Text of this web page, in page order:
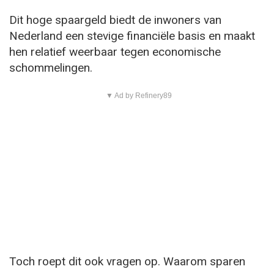
Dit hoge spaargeld biedt de inwoners van
Nederland een stevige financiële basis en maakt
hen relatief weerbaar tegen economische
schommelingen.
▼ Ad by Refinery89
Toch roept dit ook vragen op. Waarom sparen